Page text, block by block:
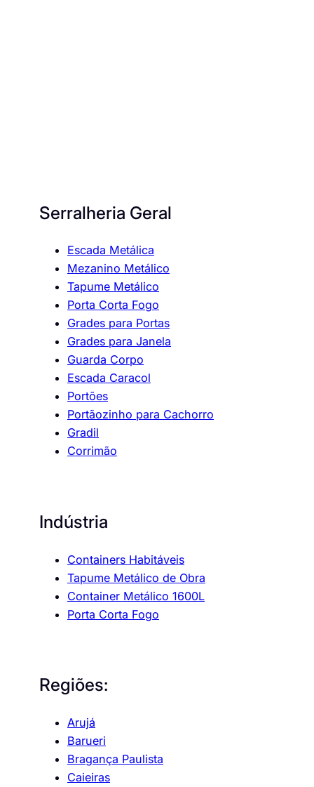
Serralheria Geral
Escada Metálica
Mezanino Metálico
Tapume Metálico
Porta Corta Fogo
Grades para Portas
Grades para Janela
Guarda Corpo
Escada Caracol
Portões
Portãozinho para Cachorro
Gradil
Corrimão
Indústria
Containers Habitáveis
Tapume Metálico de Obra
Container Metálico 1600L
Porta Corta Fogo
Regiões:
Arujá
Barueri
Bragança Paulista
Caieiras